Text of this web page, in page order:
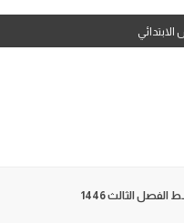
الثالث 1446